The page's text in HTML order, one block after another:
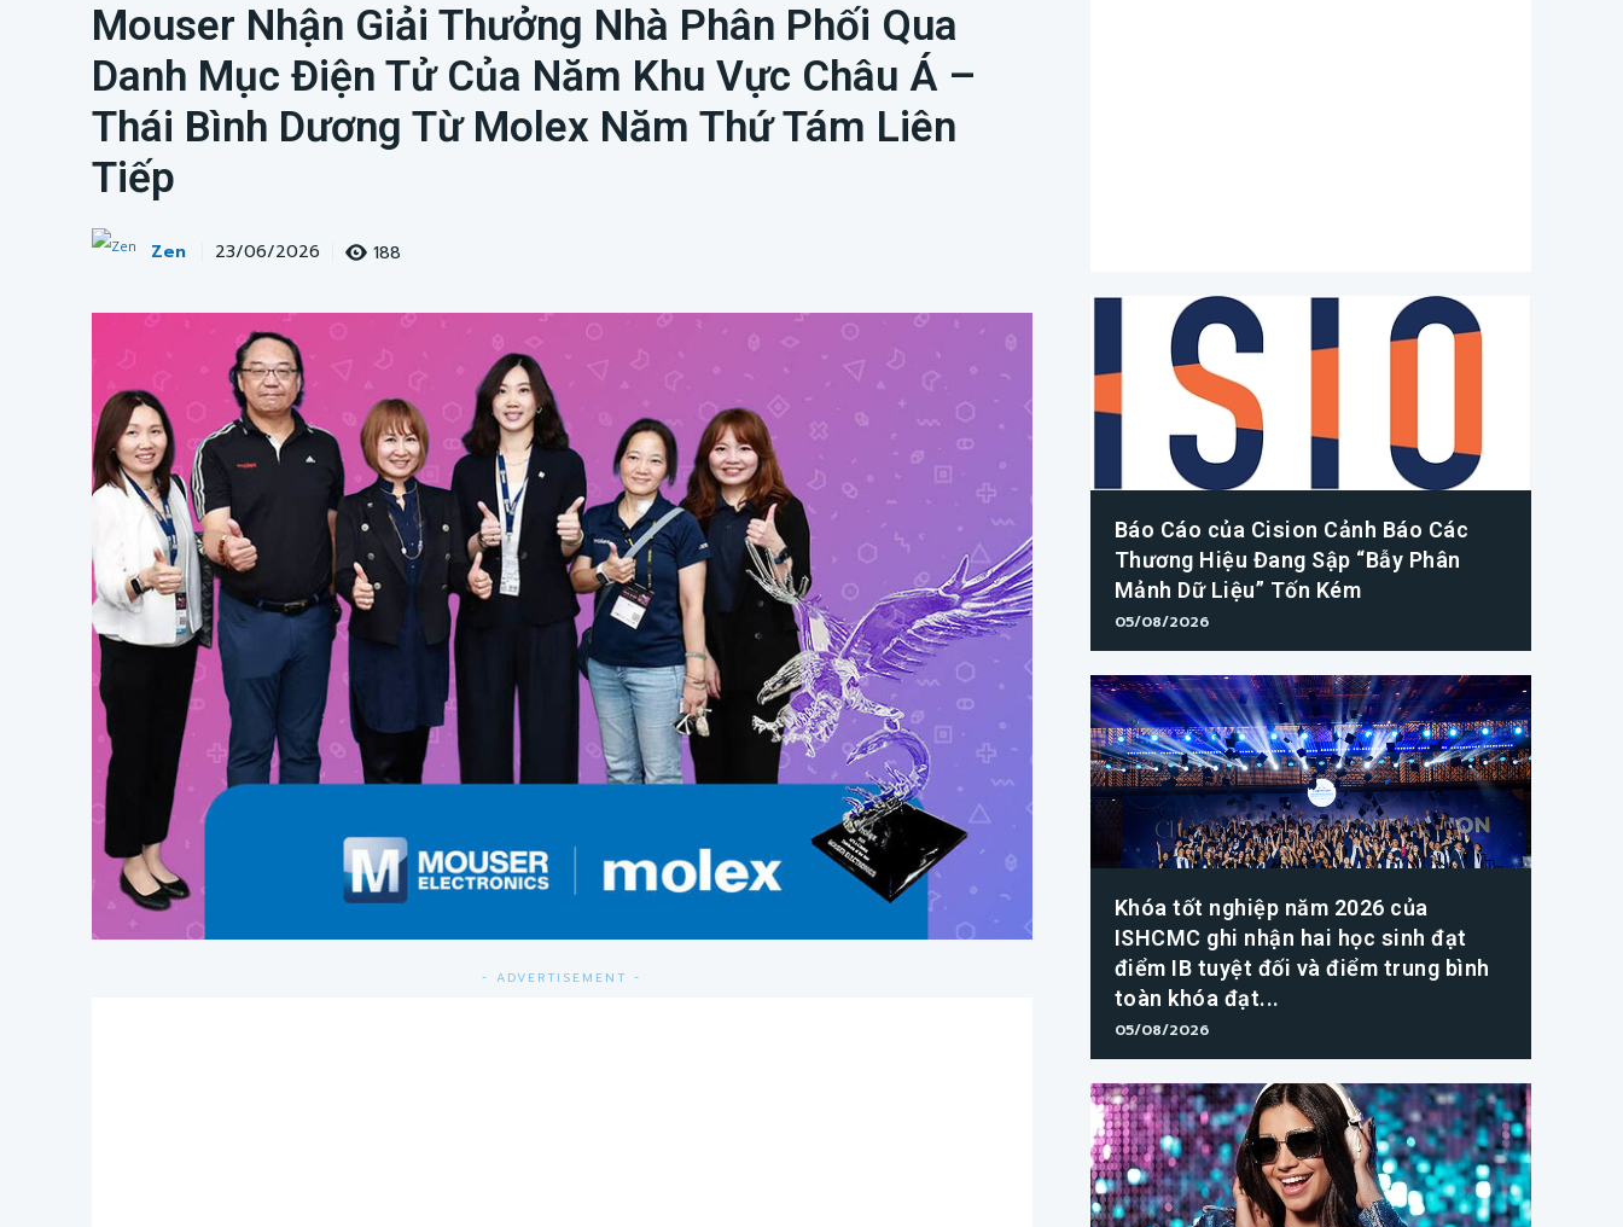
Mouser Nhận Giải Thưởng Nhà Phân Phối Qua
Danh Mục Điện Tử Của Năm Khu Vực Châu Á –
Thái Bình Dương Từ Molex Năm Thứ Tám Liên
Tiếp
Zen 23/06/2026 188
- ADVERTISEMENT -
Báo Cáo của Cision Cảnh Báo Các
Thương Hiệu Đang Sập “Bẫy Phân
Mảnh Dữ Liệu” Tốn Kém
05/08/2026
Khóa tốt nghiệp năm 2026 của
ISHCMC ghi nhận hai học sinh đạt
điểm IB tuyệt đối và điểm trung bình
toàn khóa đạt...
05/08/2026